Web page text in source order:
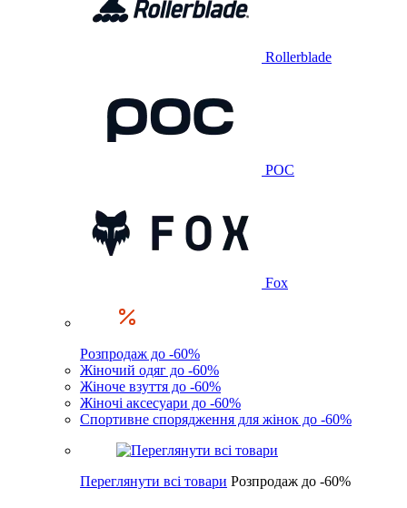
Rollerblade
POC
Fox
Розпродаж до -60%
Жіночий одяг до -60%
Жіноче взуття до -60%
Жіночі аксесуари до -60%
Спортивне спорядження для жінок до -60%
Переглянути всі товари Розпродаж до -60%